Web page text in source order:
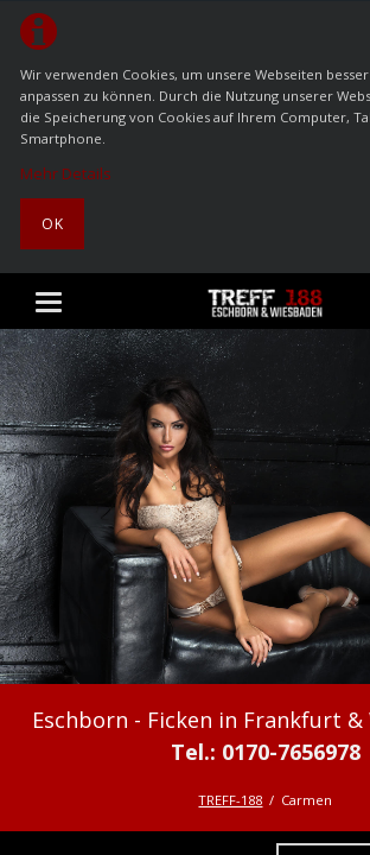
Wir verwenden Cookies, um unsere Webseiten
anpassen zu können. Durch die Nutzung unserer
die Speicherung von Cookies auf Ihrem Computer,
Smartphone.
Mehr Details
OK
Ficken in Frankfurt &
TREFF-188 Carmen